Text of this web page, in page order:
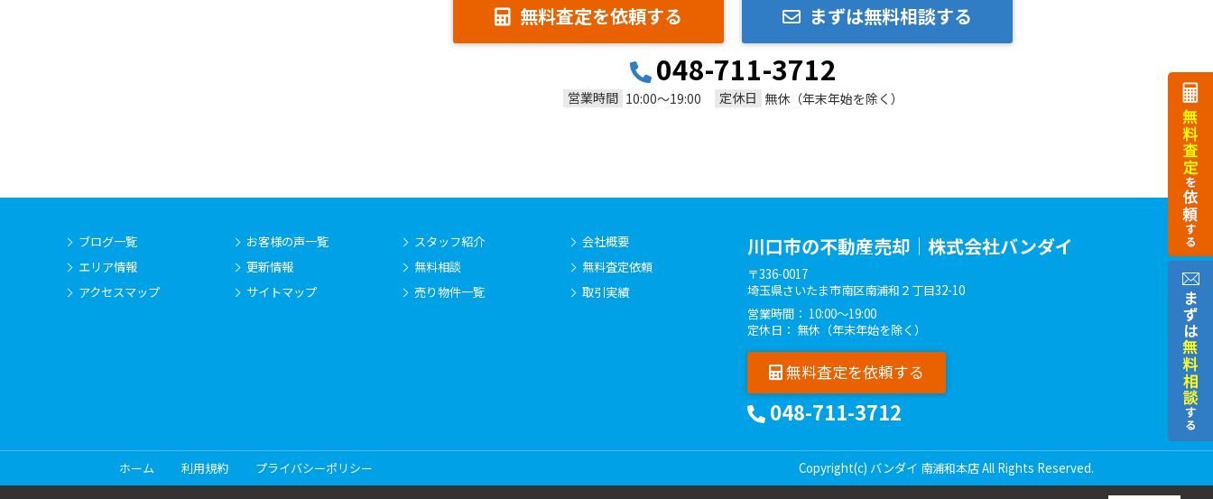
無料査定を依頼する まずは無料相談する
048-711-3712
営業時間 10:00～19:00 定休日 無休（年末年始を除く）
ブログ一覧
エリア情報
アクセスマップ
お客様の声一覧
更新情報
サイトマップ
スタッフ紹介
無料相談
売り物件一覧
会社概要
無料査定依頼
取引実績
川口市の不動産売却｜株式会社バンダイ
〒336-0017
埼玉県さいたま市南区南浦和２丁目32-10
営業時間： 10:00～19:00
定休日： 無休（年末年始を除く）
無料査定を依頼する
048-711-3712
ホーム 利用規約 プライバシーポリシー Copyright(c) バンダイ 南浦和本店 All Rights Reserved.